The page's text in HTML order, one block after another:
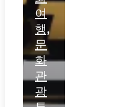
여
행,
문
화
관
광